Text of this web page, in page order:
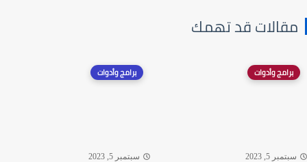
قد تهمك
برامج وأدوات
5, 2023
برامج وأدوات
سبتمبر 5, 2023